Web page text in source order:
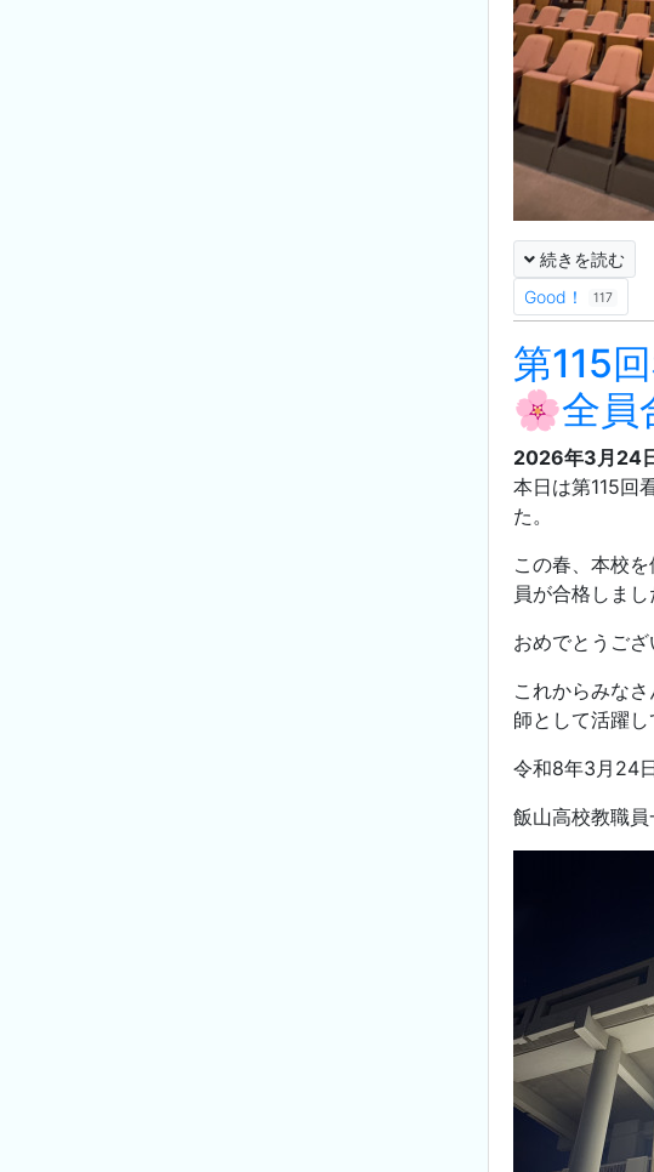
続きを読む
Good！
117
第115
🌸全員
2026年3月24
本日は第115回
た。
この春、本校
員が合格しまし
おめでとうご
これからみな
師として活躍し
令和8年3月24
飯山高校教職員